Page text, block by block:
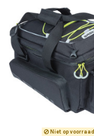
Niet op voorraad